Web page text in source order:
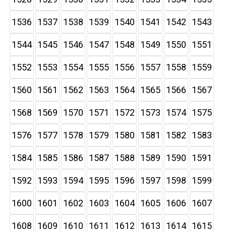
1536 1537 1538 1539 1540 1541 1542 1543
1544 1545 1546 1547 1548 1549 1550 1551
1552 1553 1554 1555 1556 1557 1558 1559
1560 1561 1562 1563 1564 1565 1566 1567
1568 1569 1570 1571 1572 1573 1574 1575
1576 1577 1578 1579 1580 1581 1582 1583
1584 1585 1586 1587 1588 1589 1590 1591
1592 1593 1594 1595 1596 1597 1598 1599
1600 1601 1602 1603 1604 1605 1606 1607
1608 1609 1610 1611 1612 1613 1614 1615